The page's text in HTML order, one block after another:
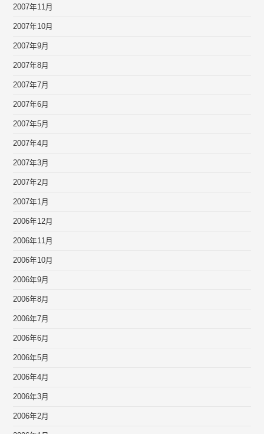
2007年11月
2007年10月
2007年9月
2007年8月
2007年7月
2007年6月
2007年5月
2007年4月
2007年3月
2007年2月
2007年1月
2006年12月
2006年11月
2006年10月
2006年9月
2006年8月
2006年7月
2006年6月
2006年5月
2006年4月
2006年3月
2006年2月